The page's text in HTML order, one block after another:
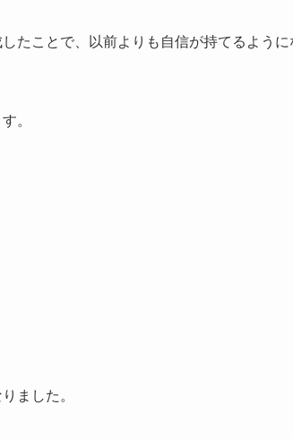
たことで、以前よりも自信が持てるように
。
ました。